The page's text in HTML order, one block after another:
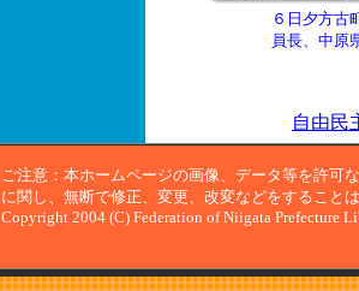
６日夕方古
員長、中原
自由民
ご注意：本ホームページの画像、データ等を許可
に関し、無断で修正、変更、改変などをすること
Copyright 2004 (C) Federation of Niigata Prefecture